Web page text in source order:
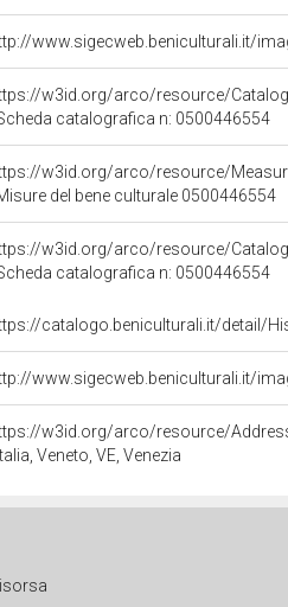
www.sigecweb.beniculturali.it/
w3id.org/arco/resource/
catalografica n: 0500446554
w3id.org/arco/resource/
del bene culturale 0500446554
w3id.org/arco/resource/
catalografica n: 0500446554
catalogo.beniculturali.it/detail/
www.sigecweb.beniculturali.it/
w3id.org/arco/resource/
Veneto, VE, Venezia